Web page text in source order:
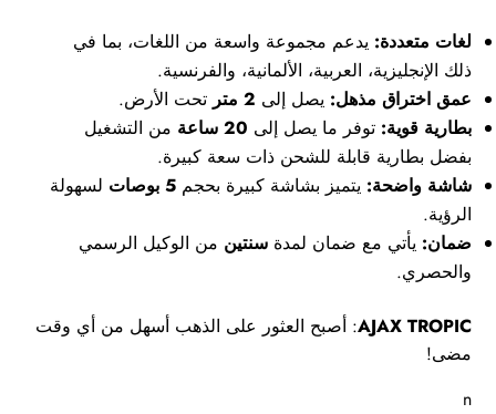
لغات متعددة: يدعم مجموعة واسعة من اللغات، بما في
ذلك الإنجليزية، العربية، الألمانية، والفرنسية.
عمق اختراق مذهل: يصل إلى 2 متر
تحت الأرض.
بطارية قوية: توفر ما يصل إلى 20 ساعة
من التشغيل
بفضل بطارية قابلة للشحن ذات سعة كبيرة.
شاشة واضحة: يتميز بشاشة كبيرة بحجم5 بوصات
لسهولة
الرؤية.
ضمان: يأتي مع ضمان لمدةسنتين من الوكيل الرسمي
والحصري.
AJAX TROPIC: أصبح العثور على الذهب أسهل من أي وقت
مضى!
n